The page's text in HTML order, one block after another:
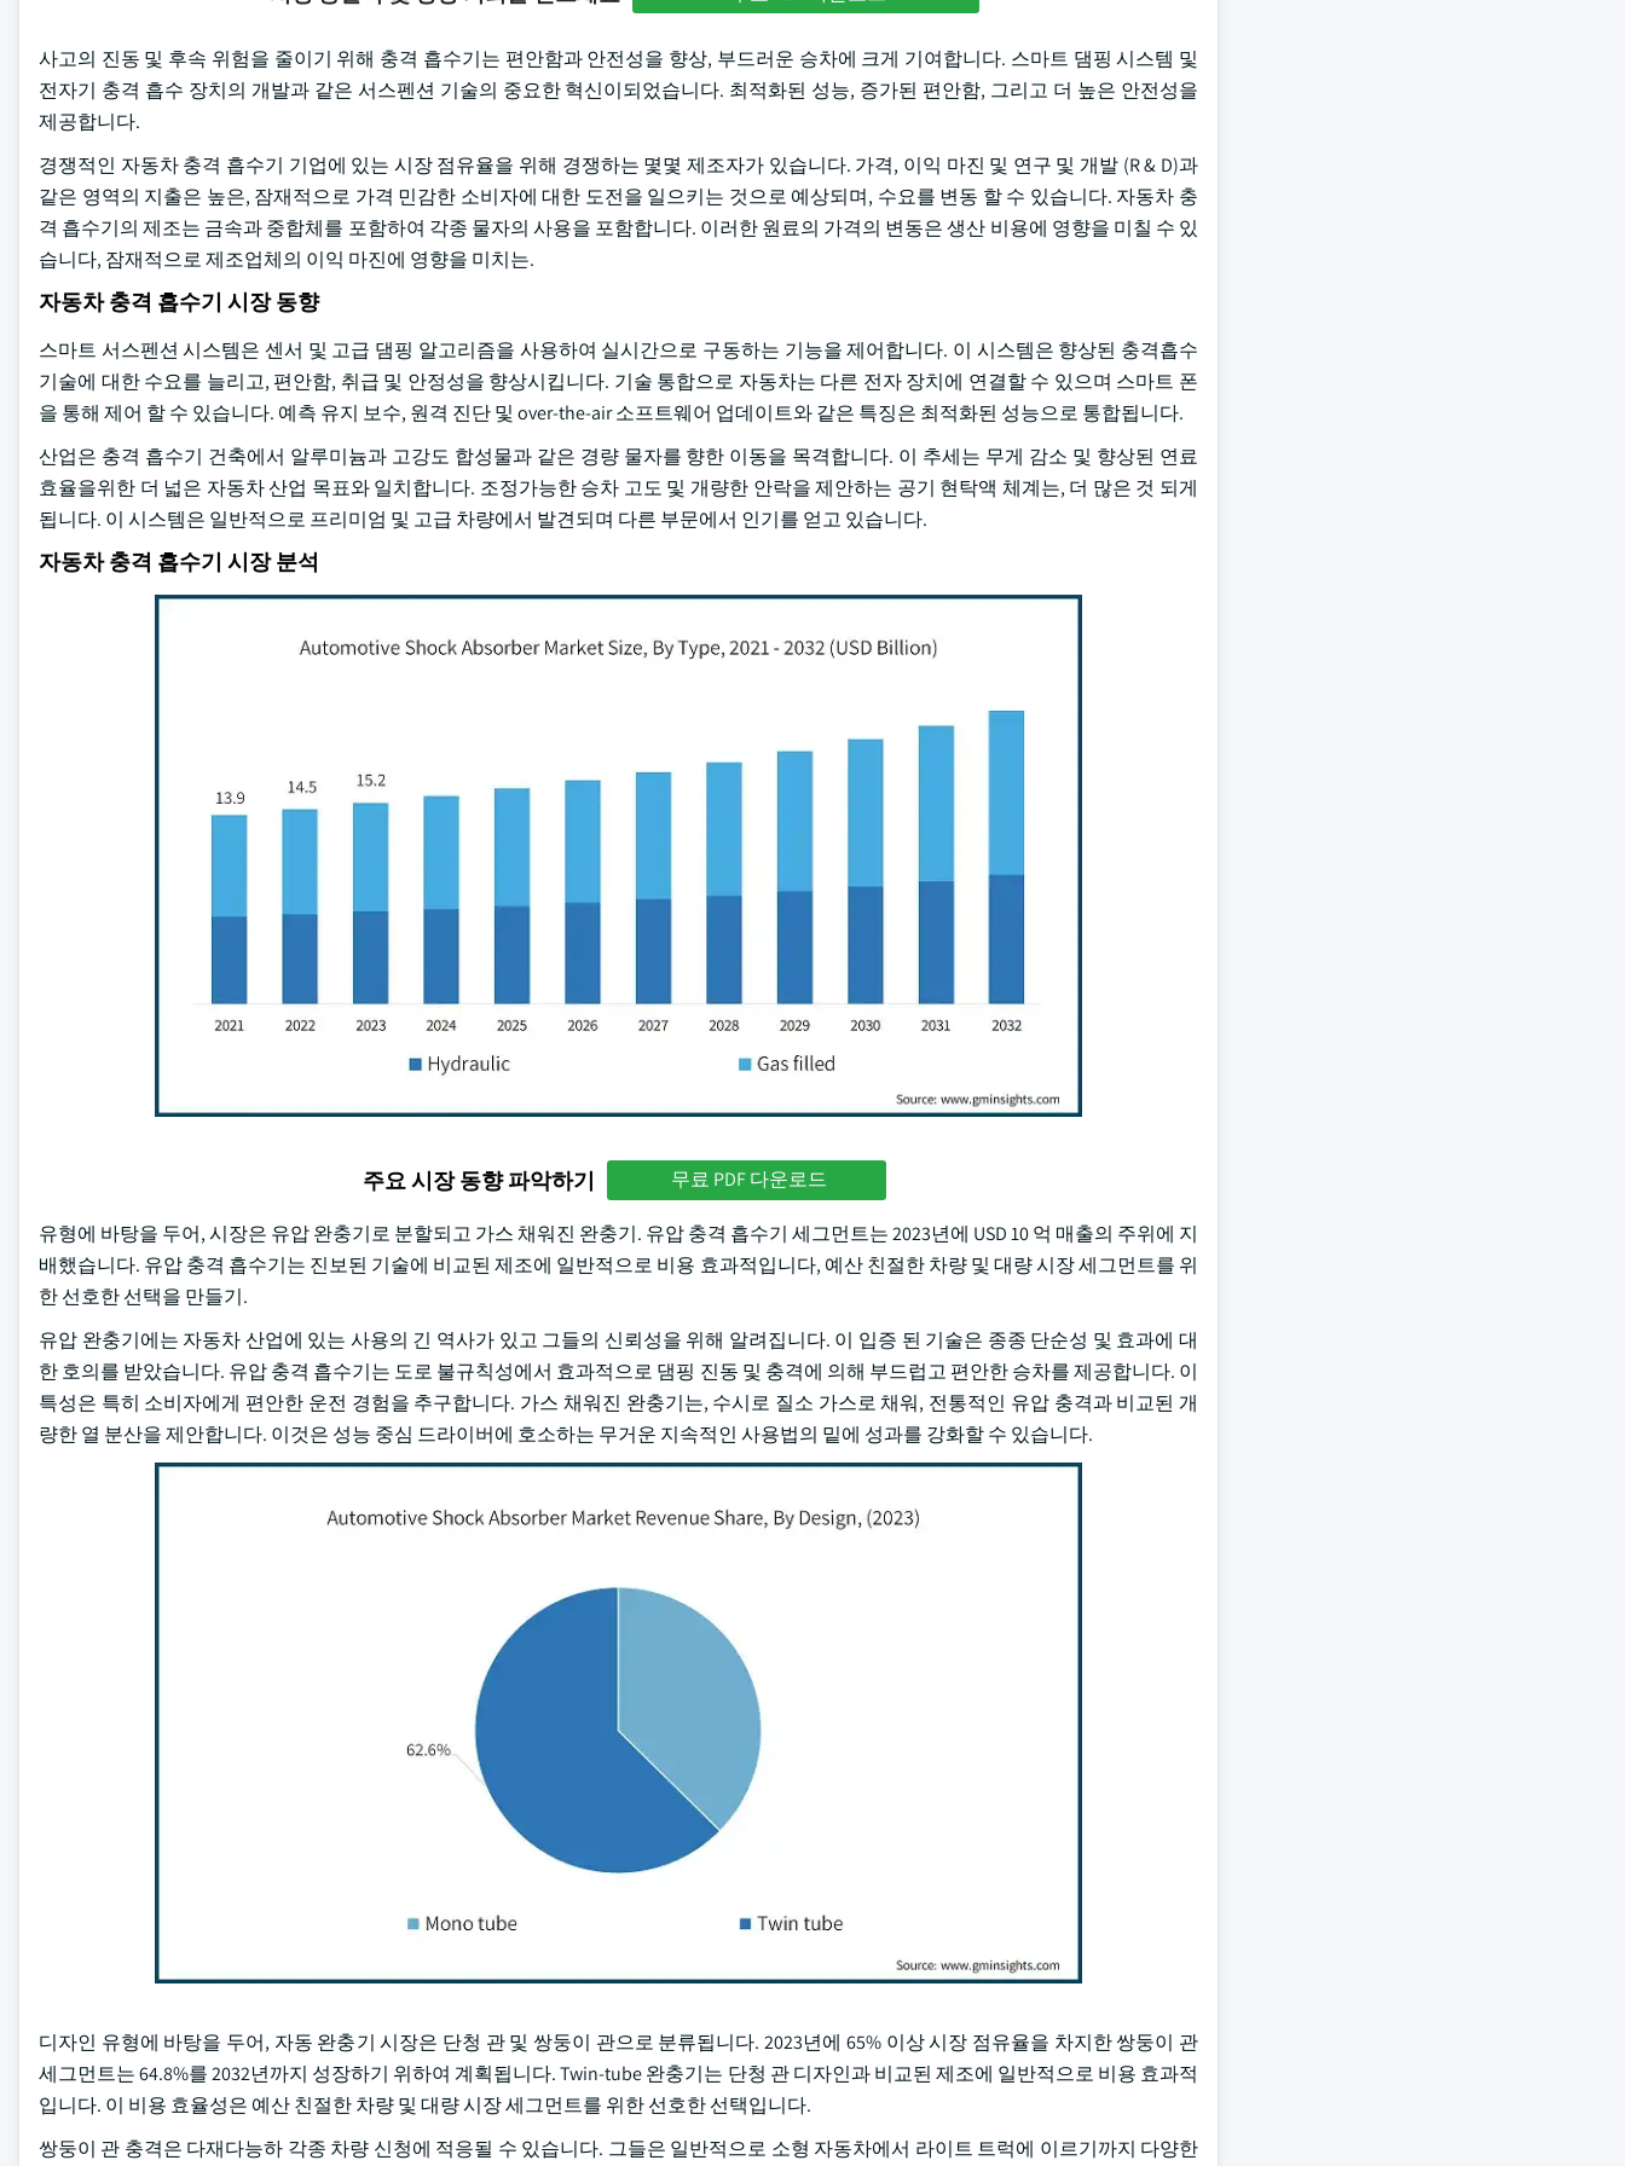
사고의 진동 및 후속 위험을 줄이기 위해 충격 흡수기는 편안함과 안전성을 향상, 부드러운 승차에 크게 기여합니다. 스마트 댐핑 시스템 및
전자기 충격 흡수 장치의 개발과 같은 서스펜션 기술의 중요한 혁신이되었습니다. 최적화된 성능, 증가된 편안함, 그리고 더 높은 안전성을
제공합니다.
경쟁적인 자동차 충격 흡수기 기업에 있는 시장 점유율을 위해 경쟁하는 몇몇 제조자가 있습니다. 가격, 이익 마진 및 연구 및 개발 (R & D)과
같은 영역의 지출은 높은, 잠재적으로 가격 민감한 소비자에 대한 도전을 일으키는 것으로 예상되며, 수요를 변동 할 수 있습니다. 자동차 충
격 흡수기의 제조는 금속과 중합체를 포함하여 각종 물자의 사용을 포함합니다. 이러한 원료의 가격의 변동은 생산 비용에 영향을 미칠 수 있
습니다, 잠재적으로 제조업체의 이익 마진에 영향을 미치는.
자동차 충격 흡수기 시장 동향
스마트 서스펜션 시스템은 센서 및 고급 댐핑 알고리즘을 사용하여 실시간으로 구동하는 기능을 제어합니다. 이 시스템은 향상된 충격흡수
기술에 대한 수요를 늘리고, 편안함, 취급 및 안정성을 향상시킵니다. 기술 통합으로 자동차는 다른 전자 장치에 연결할 수 있으며 스마트 폰
을 통해 제어 할 수 있습니다. 예측 유지 보수, 원격 진단 및 over-the-air 소프트웨어 업데이트와 같은 특징은 최적화된 성능으로 통합됩니다.
산업은 충격 흡수기 건축에서 알루미늄과 고강도 합성물과 같은 경량 물자를 향한 이동을 목격합니다. 이 추세는 무게 감소 및 향상된 연료
효율을위한 더 넓은 자동차 산업 목표와 일치합니다. 조정가능한 승차 고도 및 개량한 안락을 제안하는 공기 현탁액 체계는, 더 많은 것 되게
됩니다. 이 시스템은 일반적으로 프리미엄 및 고급 차량에서 발견되며 다른 부문에서 인기를 얻고 있습니다.
자동차 충격 흡수기 시장 분석
주요 시장 동향 파악하기 무료 PDF 다운로드
유형에 바탕을 두어, 시장은 유압 완충기로 분할되고 가스 채워진 완충기. 유압 충격 흡수기 세그먼트는 2023년에 USD 10 억 매출의 주위에 지
배했습니다. 유압 충격 흡수기는 진보된 기술에 비교된 제조에 일반적으로 비용 효과적입니다, 예산 친절한 차량 및 대량 시장 세그먼트를 위
한 선호한 선택을 만들기.
유압 완충기에는 자동차 산업에 있는 사용의 긴 역사가 있고 그들의 신뢰성을 위해 알려집니다. 이 입증 된 기술은 종종 단순성 및 효과에 대
한 호의를 받았습니다. 유압 충격 흡수기는 도로 불규칙성에서 효과적으로 댐핑 진동 및 충격에 의해 부드럽고 편안한 승차를 제공합니다. 이
특성은 특히 소비자에게 편안한 운전 경험을 추구합니다. 가스 채워진 완충기는, 수시로 질소 가스로 채워, 전통적인 유압 충격과 비교된 개
량한 열 분산을 제안합니다. 이것은 성능 중심 드라이버에 호소하는 무거운 지속적인 사용법의 밑에 성과를 강화할 수 있습니다.
디자인 유형에 바탕을 두어, 자동 완충기 시장은 단청 관 및 쌍둥이 관으로 분류됩니다. 2023년에 65% 이상 시장 점유율을 차지한 쌍둥이 관
세그먼트는 64.8%를 2032년까지 성장하기 위하여 계획됩니다. Twin-tube 완충기는 단청 관 디자인과 비교된 제조에 일반적으로 비용 효과적
입니다. 이 비용 효율성은 예산 친절한 차량 및 대량 시장 세그먼트를 위한 선호한 선택입니다.
쌍둥이 관 충격은 다재다능하 각종 차량 신청에 적응될 수 있습니다. 그들은 일반적으로 소형 자동차에서 라이트 트럭에 이르기까지 다양한